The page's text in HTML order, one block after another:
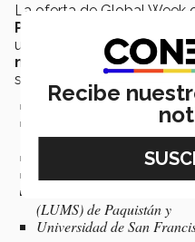
La oferta de Global Week
Participaron 581
universidades socias. Se
multiculturalescon el
socias.
Universidad de Miami,
Pontificia Universidad
Dominicana
Universidad de York,
(LUMS) de Paquistán y
Universidad de San
Recibe